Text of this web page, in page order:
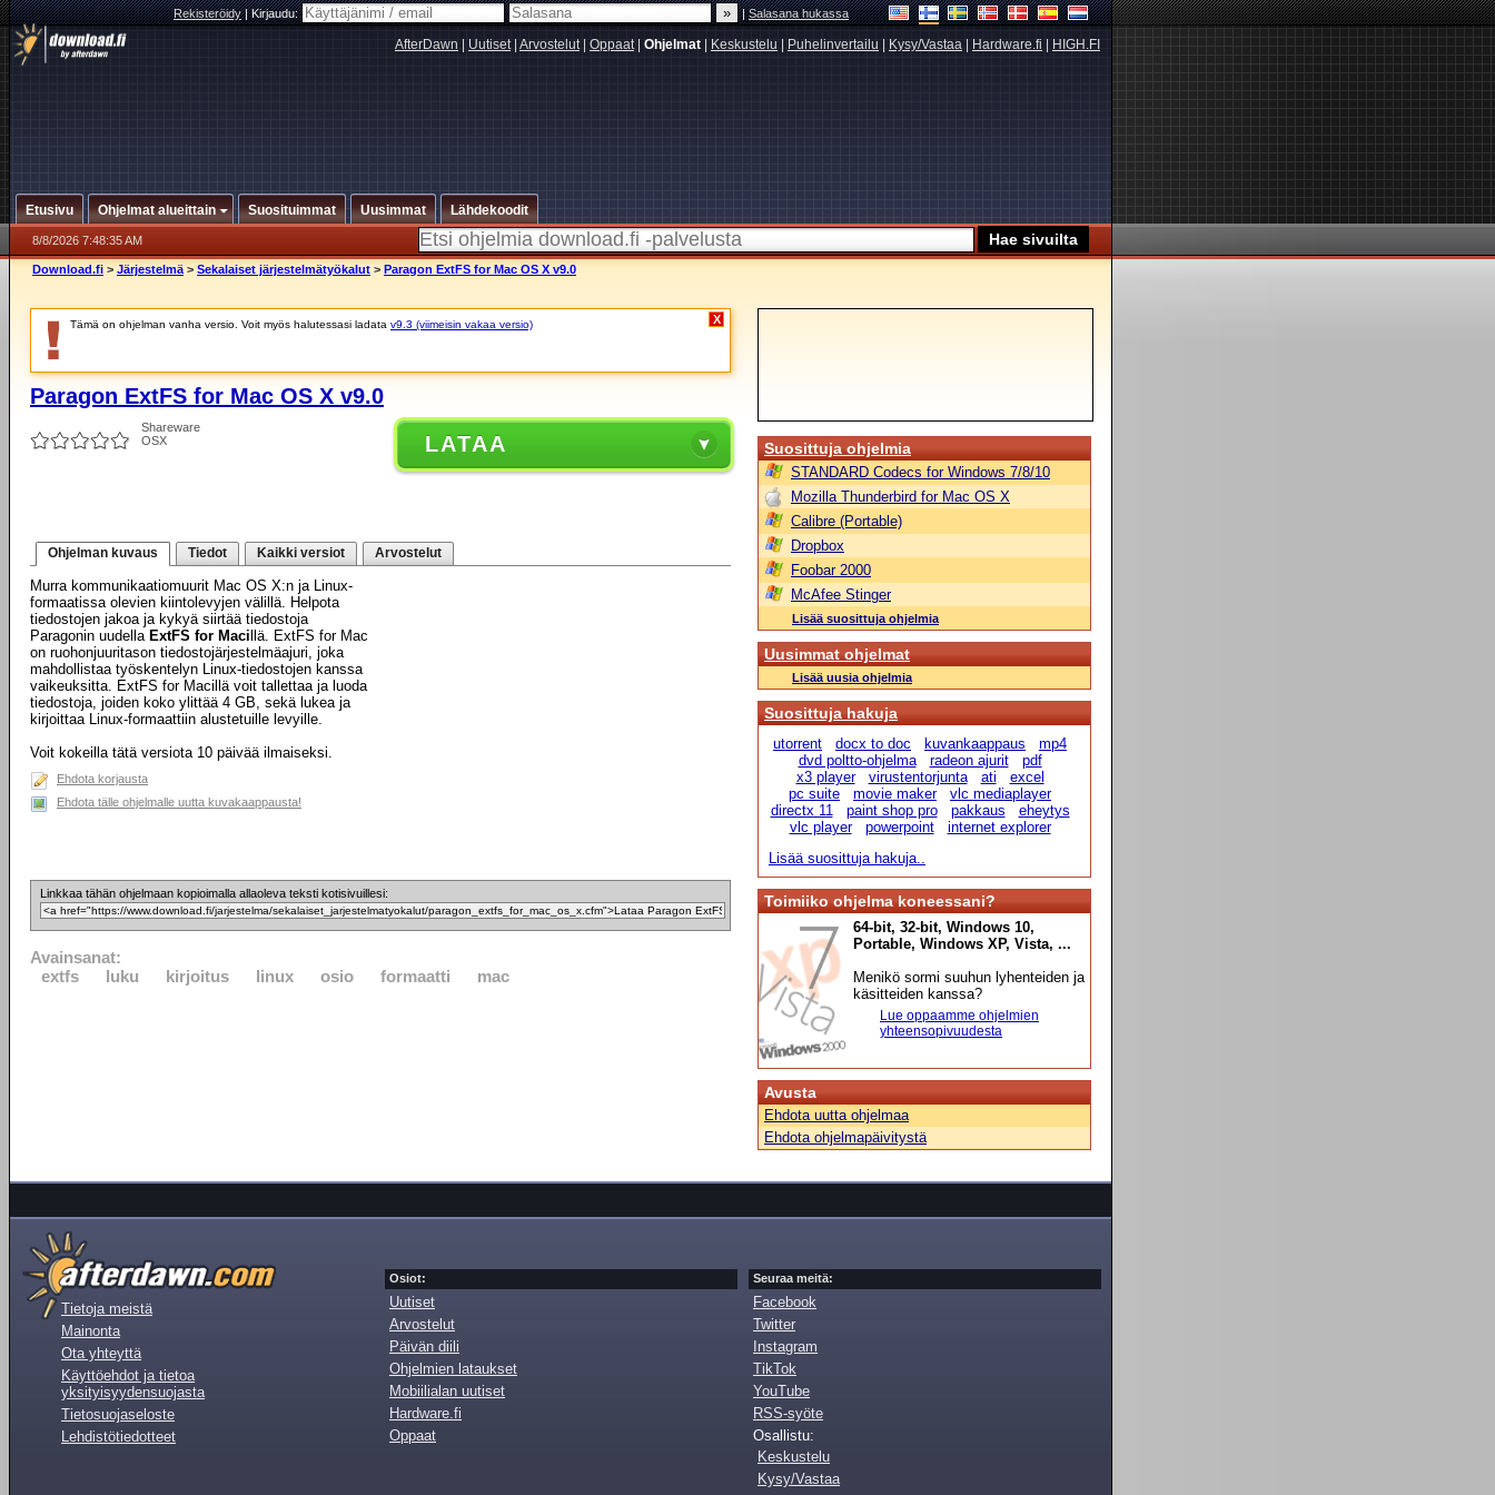
Rekisteröidy|Kirjaudu: |Salasana hukassa
AfterDawn Uutiset| Arvostelut| Oppaat| Ohjelmat Keskustelu Puhelinvertailu Kysy/Vastaa Hardware.fi HIGH.FI
Etusivu Ohjelmat alueittain Suosituimmat Uusimmat Lähdekoodit
8/8/2026 7:48:35 AM
Download.fi > Järjestelmä > Sekalaiset järjestelmätyökalut > Paragon ExtFS for Mac OS X v9.0
Tämä on ohjelman vanha versio. Voit myös halutessasi ladata v9.3 (viimeisin vakaa versio) X
Paragon ExtFS for Mac OS X v9.0
Shareware
OSX
LATAA
Ohjelman kuvaus Tiedot Kaikki versiot Arvostelut
Murra kommunikaatiomuurit Mac OS X:n ja Linux-
formaatissa olevien kiintolevyjen välillä. Helpota
tiedostojen jakoa ja kykyä siirtää tiedostoja
Paragonin uudella ExtFS for Maci llä. ExtFS for Mac
on ruohonjuuritason tiedostojärjestelmäajuri, joka
mahdollistaa työskentelyn Linux-tiedostojen kanssa
vaikeuksitta. ExtFS for Macillä voit tallettaa ja luoda
tiedostoja, joiden koko ylittää 4 GB, sekä lukea ja
kirjoittaa Linux-formaattiin alustetuille levyille.
Voit kokeilla tätä versiota 10 päivää ilmaiseksi.
Ehdota korjausta
Ehdota tälle ohjelmalle uutta kuvakaappausta!
Linkkaa tähän ohjelmaan kopioimalla allaoleva teksti kotisivuillesi:
Avainsanat:
extfs
luku kirjoitus linux osio formaatti mac
Suosittuja ohjelmia
STANDARD Codecs for Windows 7/8/10
Mozilla Thunderbird for Mac OS X
Calibre (Portable)
Dropbox
Foobar 2000
McAfee Stinger
Lisää suosittuja ohjelmia
Uusimmat ohjelmat
Lisää uusia ohjelmia
Suosittuja hakuja
utorrent docx to doc kuvankaappaus
mp4
dvd poltto-ohjelma
radeon ajurit
pdf
x3 player
virustentorjunta ati
excel
pc suite
movie maker
vlc mediaplayer
directx 11
paint shop pro pakkaus
eheytys
vlc player
powerpoint
internet explorer
Lisää suosittuja hakuja..
Toimiiko ohjelma koneessani?
64-bit, 32-bit, Windows 10,
Portable, Windows XP, Vista, ...
Menikö sormi suuhun lyhenteiden ja
käsitteiden kanssa?
Lue oppaamme ohjelmien
yhteensopivuudesta
Avusta
Ehdota uutta ohjelmaa
Ehdota ohjelmapäivitystä
Tietoja meistä
Mainonta
Ota yhteyttä
Käyttöehdot ja tietoa
yksityisyydensuojasta
Tietosuojaseloste
Lehdistötiedotteet
Osiot:
Uutiset
Arvostelut
Päivän diili
Ohjelmien lataukset
Mobiilialan uutiset
Hardware.fi
Oppaat
Seuraa meitä:
Facebook
Twitter
Instagram
TikTok
YouTube
RSS-syöte
Osallistu:
Keskustelu
Kysy/Vastaa